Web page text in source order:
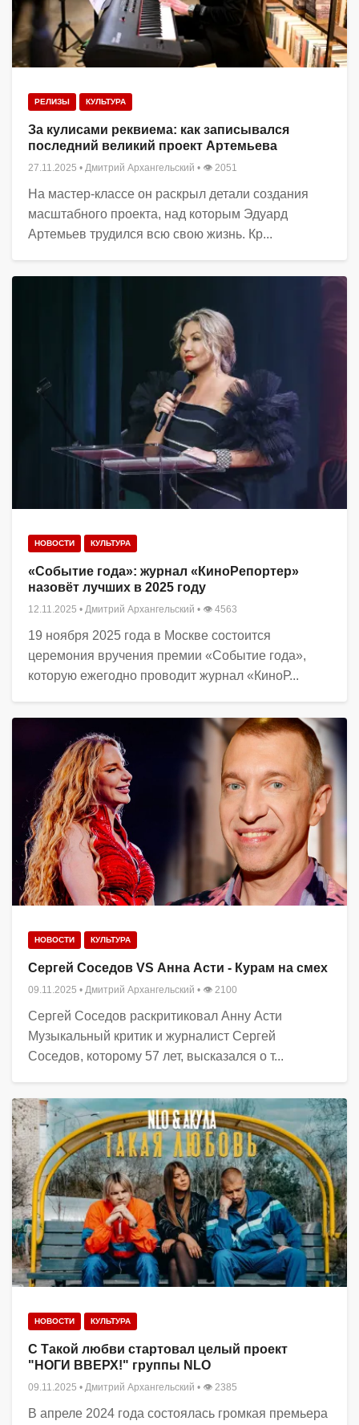
РЕЛИЗЫ КУЛЬТУРА
За кулисами реквиема: как записывался
последний великий проект Артемьева
27.11.2025 • Дмитрий Архангельский • 👁 2051
На мастер-классе он раскрыл детали создания
масштабного проекта, над которым Эдуард
Артемьев трудился всю свою жизнь. Кр...
НОВОСТИ КУЛЬТУРА
«Событие года»: журнал «КиноРепортер»
назовёт лучших в 2025 году
12.11.2025 • Дмитрий Архангельский • 👁 4563
19 ноября 2025 года в Москве состоится
церемония вручения премии «Событие года»,
которую ежегодно проводит журнал «КиноР...
НОВОСТИ КУЛЬТУРА
Сергей Соседов VS Анна Асти - Курам на смех
09.11.2025 • Дмитрий Архангельский • 👁 2100
Сергей Соседов раскритиковал Анну Асти
Музыкальный критик и журналист Сергей
Соседов, которому 57 лет, высказался о т...
НОВОСТИ КУЛЬТУРА
С Такой любви стартовал целый проект
"НОГИ ВВЕРХ!" группы NLO
09.11.2025 • Дмитрий Архангельский • 👁 2385
В апреле 2024 года состоялась громкая премьера